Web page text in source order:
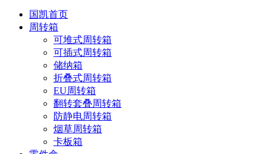
国凯首页
周转箱
可堆式周转箱
可插式周转箱
储纳箱
折叠式周转箱
EU周转箱
翻转套叠周转箱
防静电周转箱
烟草周转箱
卡板箱